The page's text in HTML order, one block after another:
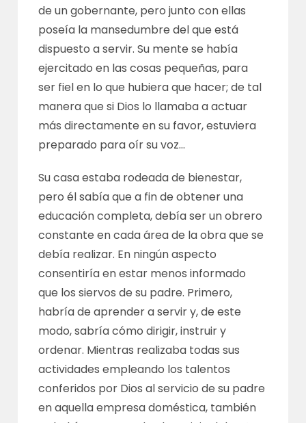
de un gobernante, pero junto con ellas
poseía la mansedumbre del que está
dispuesto a servir. Su mente se había
ejercitado en las cosas pequeñas, para
ser fiel en lo que hubiera que hacer; de tal
manera que si Dios lo llamaba a actuar
más directamente en su favor, estuviera
preparado para oír su voz…
Su casa estaba rodeada de bienestar,
pero él sabía que a fin de obtener una
educación completa, debía ser un obrero
constante en cada área de la obra que se
debía realizar. En ningún aspecto
consentiría en estar menos informado
que los siervos de su padre. Primero,
habría de aprender a servir y, de este
modo, sabría cómo dirigir, instruir y
ordenar. Mientras realizaba todas sus
actividades empleando los talentos
conferidos por Dios al servicio de su padre
en aquella empresa doméstica, también